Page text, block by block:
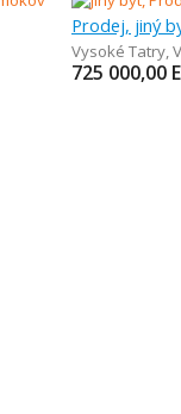
Prodej, jiný
Vysoké Tatry,
725 000,00